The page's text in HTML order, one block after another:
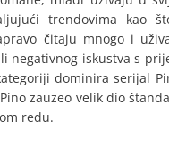
trendovima kao
čitaju mnogo i
negativnog iskustva s
dominira serijal
zauzeo velik dio
redu.